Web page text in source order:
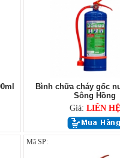
Bình chữa cháy gốc
Sông Hồng
Giá: LIÊN HỆ
Mã SP: